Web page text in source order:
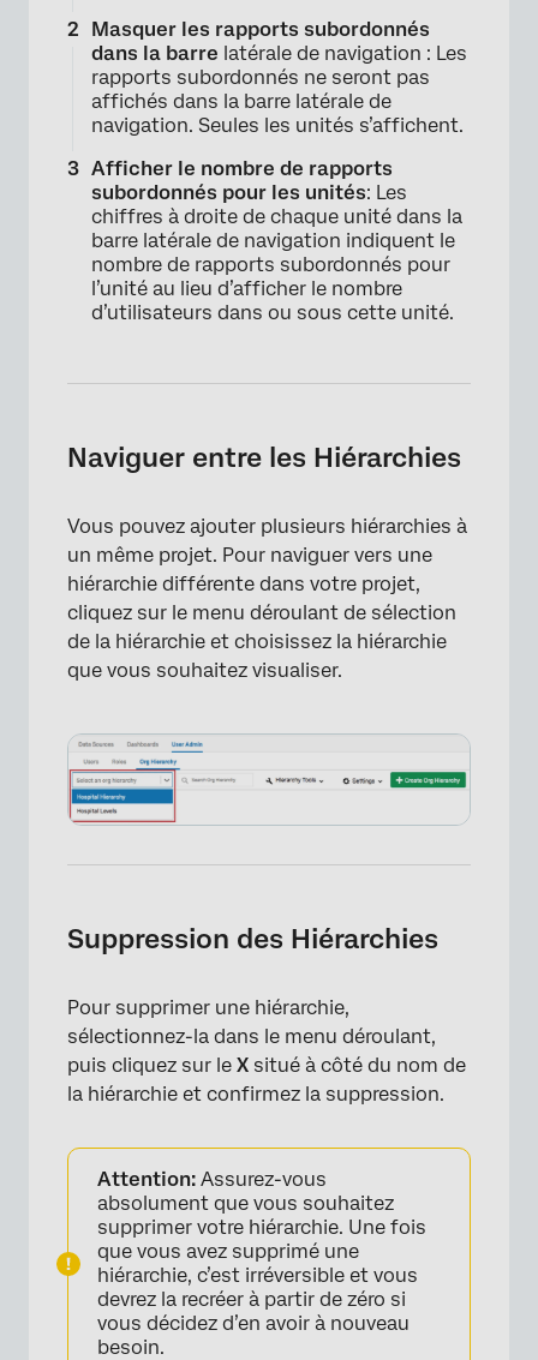
×
×
Masquer les rapports subordonnés
dans la barre latérale de navigation : Les
rapports subordonnés ne seront pas
affichés dans la barre latérale de
navigation. Seules les unités s’affichent.
Afficher le nombre de rapports
subordonnés pour les unités: Les
chiffres à droite de chaque unité dans la
barre latérale de navigation indiquent le
nombre de rapports subordonnés pour
l’unité au lieu d’afficher le nombre
d’utilisateurs dans ou sous cette unité.
Naviguer entre les Hiérarchies
Vous pouvez ajouter plusieurs hiérarchies à
un même projet. Pour naviguer vers une
hiérarchie différente dans votre projet,
cliquez sur le menu déroulant de sélection
de la hiérarchie et choisissez la hiérarchie
que vous souhaitez visualiser.
Suppression des Hiérarchies
Pour supprimer une hiérarchie,
sélectionnez-la dans le menu déroulant,
puis cliquez sur le X situé à côté du nom de
la hiérarchie et confirmez la suppression.
Attention: Assurez-vous
absolument que vous souhaitez
supprimer votre hiérarchie. Une fois
que vous avez supprimé une
hiérarchie, c’est irréversible et vous
devrez la recréer à partir de zéro si
vous décidez d’en avoir à nouveau
besoin.